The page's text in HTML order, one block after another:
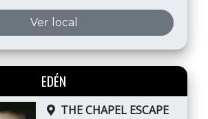
Ver local
EDÉN
THE CHAPEL ESCAPE